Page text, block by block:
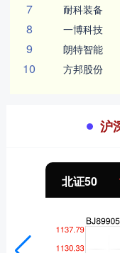
7 耐科装备
8 一博科技
9 朗特智能
10 方邦股份
沪
北证50